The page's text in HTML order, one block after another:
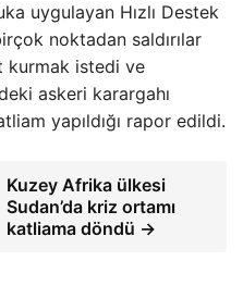
uygulayan Hızlı Destek
noktadan saldırılar
kurmak istedi ve
askeri karargahı
yapıldığı rapor edildi.
Kuzey Afrika ülkesi
Sudan’da kriz ortamı
katliama döndü →